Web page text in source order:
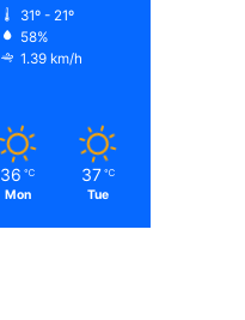
31º - 21º
58%
1.39 km/h
36 ℃
Mon
37 ℃
Tue